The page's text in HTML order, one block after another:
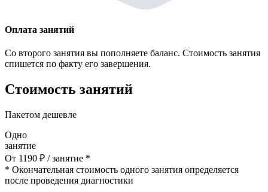
Оплата занятий
Со второго занятия вы пополняете баланс. Стоимость занятия
спишется по факту его завершения.
Стоимость занятий
Пакетом дешевле
Одно
занятие
От 1190 ₽ / занятие *
* Окончательная стоимость одного занятия определяется
после проведения диагностики